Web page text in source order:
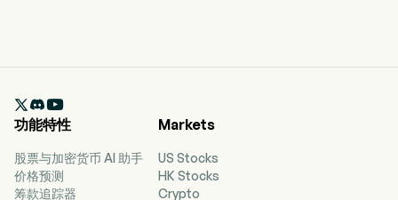

功能特性
股票与加密货币 AI 助手
价格预测
筹款追踪器
Markets
US Stocks
HK Stocks
Crypto